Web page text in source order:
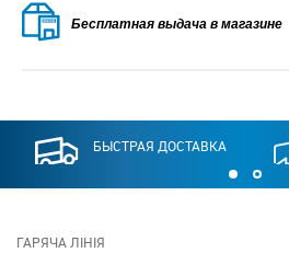
Бесплатная выдача в магазине
БЫСТРАЯ ДОСТАВКА
ГАРЯЧА ЛІНІЯ